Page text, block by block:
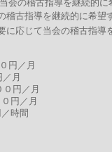
継続的に希望す
じて当会の稽古指導
円／月
月
円／月
円／月
時間